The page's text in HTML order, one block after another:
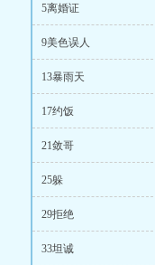
5离婚证
9美色误人
13暴雨天
17约饭
21敛哥
25躲
29拒绝
33坦诚